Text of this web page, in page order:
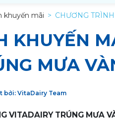
khuyến mãi CHƯƠNG
KHUYẾN
MƯA
bởi: VitaDairy Team
VITADAIRY TRÚNG MƯA